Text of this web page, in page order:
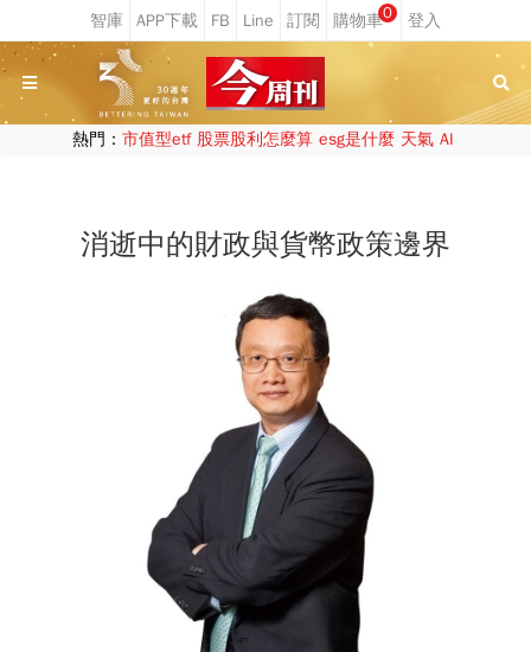
0
熱門： 市值型etf 股票股利怎麼算 esg是什麼 天氣 AI
消逝中的財政與貨幣政策邊界